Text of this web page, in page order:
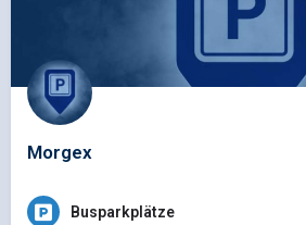
Morgex
Busparkplätze